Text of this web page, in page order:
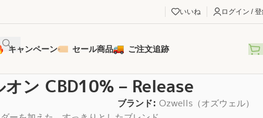
いいね ログイン /
キャンペーン セール商品 ご注文追跡
ン CBD10% – Release
ブランド: Ozwells（オズウェル）